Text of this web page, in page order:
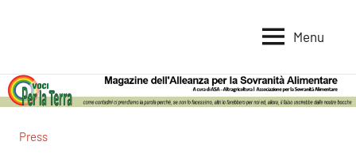
per
la
Terra
per
la
Alimentare
Menu
Press